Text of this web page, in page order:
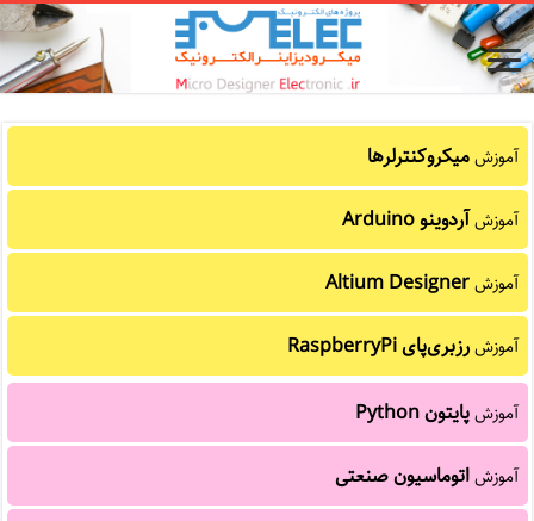
آموزشمیکروکنترلرها
آموزشآردوینو Arduino
آموزشAltium Designer
آموزشرزبری‌پای RaspberryPi
آموزشپایتون Python
آموزشاتوماسیون صنعتی